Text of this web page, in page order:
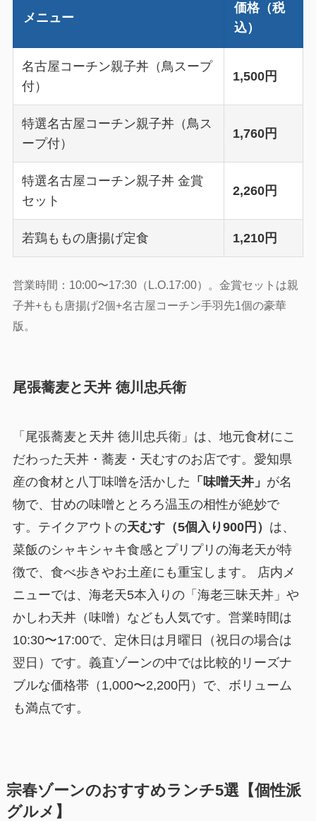
メニュー
価格（税
込）
名古屋コーチン親子丼（鳥スープ
付）
1,500円
特選名古屋コーチン親子丼（鳥ス
ープ付）
1,760円
特選名古屋コーチン親子丼 金賞
セット
2,260円
若鶏ももの唐揚げ定食 1,210円
営業時間：10:00〜17:30（L.O.17:00）。金賞セットは親
子丼+もも唐揚げ2個+名古屋コーチン手羽先1個の豪華
版。
尾張蕎麦と天丼 徳川忠兵衛
「尾張蕎麦と天丼 徳川忠兵衛」は、地元食材にこ
だわった天丼・蕎麦・天むすのお店です。愛知県
産の食材と八丁味噌を活かした 「味噌天丼」 が名
物で、甘めの味噌ととろろ温玉の相性が絶妙で
す。テイクアウトの天むす（5個入り900円） は、
菜飯のシャキシャキ食感とプリプリの海老天が特
徴で、食べ歩きやお土産にも重宝します。 店内メ
ニューでは、海老天5本入りの「海老三昧天丼」や
かしわ天丼（味噌）なども人気です。営業時間は
10:30〜17:00で、定休日は月曜日（祝日の場合は
翌日）です。義直ゾーンの中では比較的リーズナ
ブルな価格帯（1,000〜2,200円）で、ボリューム
も満点です。
宗春ゾーンのおすすめランチ5選【個性派
グルメ】